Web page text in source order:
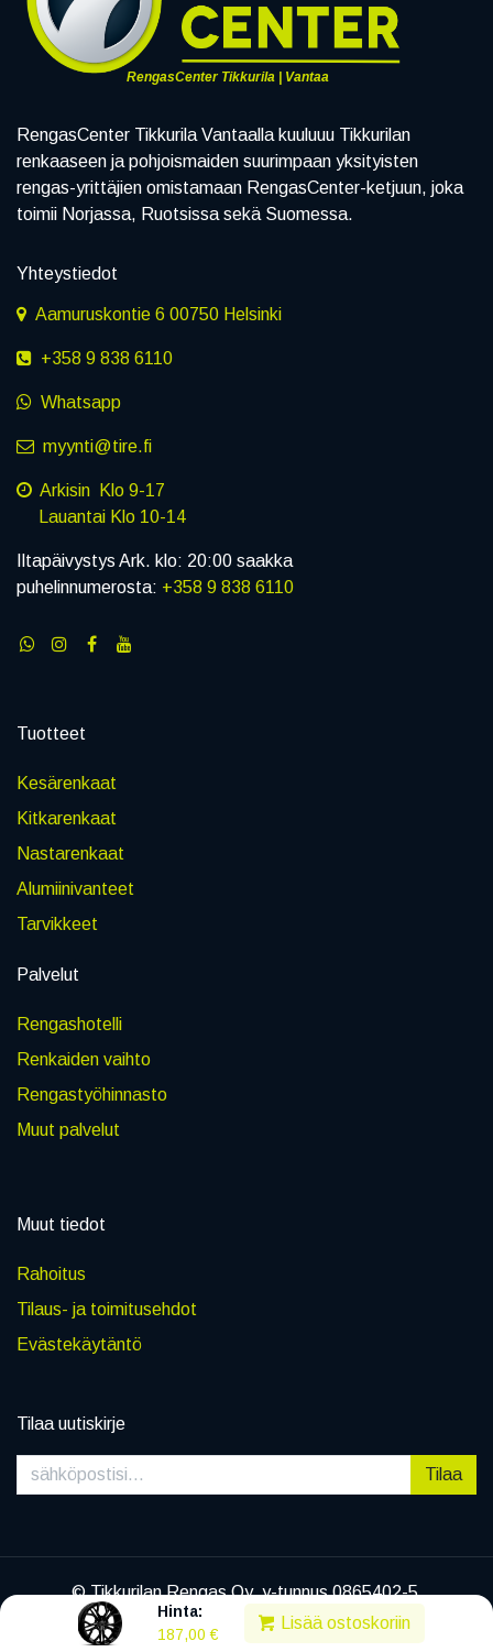
Hinta:
187,00 €
Lisää ostoskoriin
RengasCenter Tikkurila | Vantaa
RengasCenter Tikkurila Vantaalla kuuluuu Tikkurilan
renkaaseen ja pohjoismaiden suurimpaan yksityisten
rengas-yrittäjien omistamaan RengasCenter-ketjuun, joka
toimii Norjassa, Ruotsissa sekä Suomessa.
Yhteystiedot
Aamuruskontie 6 00750 Helsinki
+358 9 838 6110
Whatsapp
myynti@tire.fi
Arkisin Klo 9-17
Lauantai Klo 10-14
Iltapäivystys Ark. klo: 20:00 saakka
puhelinnumerosta: +358 9 838 6110
Tuotteet
Kesärenkaat
Kitkarenkaat
Nastarenkaat
Alumiinivanteet
Tarvikkeet
Palvelut
Rengashotelli
Renkaiden vaihto
Rengastyöhinnasto
Muut palvelut
Muut tiedot
Rahoitus
Tilaus- ja toimitusehdot
Evästekäytäntö
Tilaa uutiskirje
Tilaa
© Tikkurilan Rengas Oy, y-tunnus 0865402-5
|Tietosuojaseloste